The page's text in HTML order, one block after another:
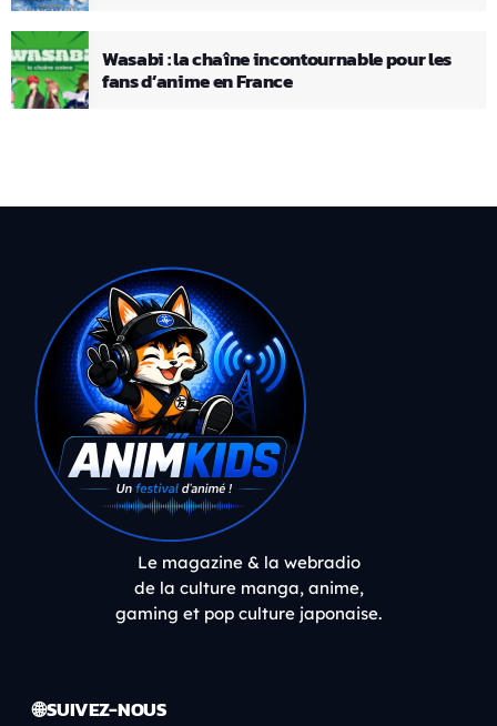
Wasabi : la chaîne incontournable pour les
fans d’anime en France
Le magazine & la webradio
de la culture manga, anime,
gaming et pop culture japonaise.
🌐 SUIVEZ-NOUS